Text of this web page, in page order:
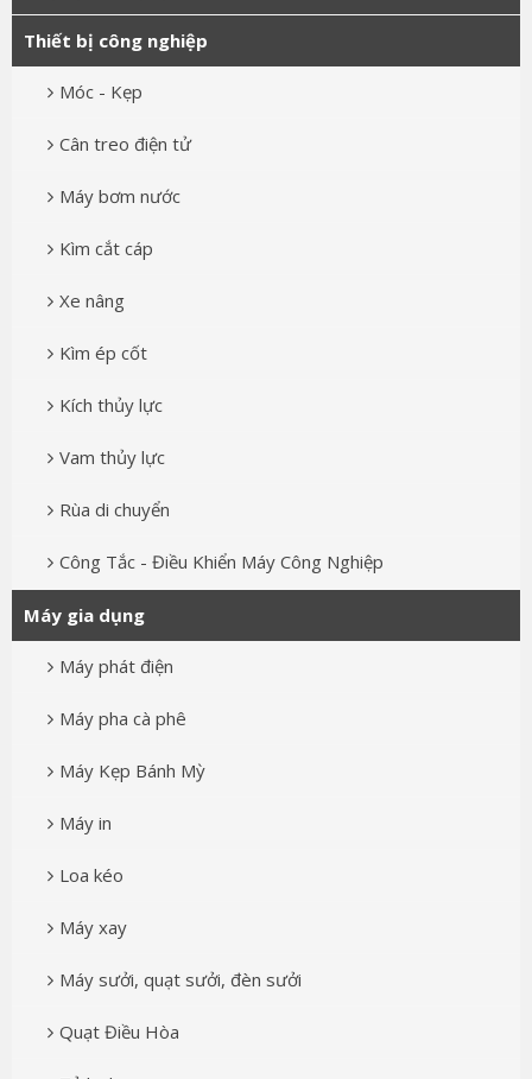
Thiết bị công nghiệp
Móc - Kẹp
Cân treo điện tử
Máy bơm nước
Kìm cắt cáp
Xe nâng
Kìm ép cốt
Kích thủy lực
Vam thủy lực
Rùa di chuyển
Công Tắc - Điều Khiển Máy Công Nghiệp
Máy gia dụng
Máy phát điện
Máy pha cà phê
Máy Kẹp Bánh Mỳ
Máy in
Loa kéo
Máy xay
Máy sưởi, quạt sưởi, đèn sưởi
Quạt Điều Hòa